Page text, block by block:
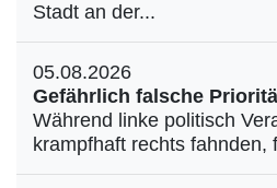
Stadt an der...
05.08.2026
Gefährlich falsche
Während linke politisch
krampfhaft rechts fahnden,